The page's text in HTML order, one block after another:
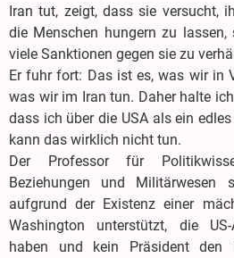
Iran tut, zeigt, dass sie versucht,
die Menschen hungern zu
viele Sanktionen gegen sie zu
Er fuhr fort: Das ist es, was wir in
was wir im Iran tun. Daher halte
dass ich über die USA als ein
kann das wirklich nicht tun.
Der Professor für
Beziehungen und Militärwesen
aufgrund der Existenz einer
Washington unterstützt, die
haben und kein Präsident